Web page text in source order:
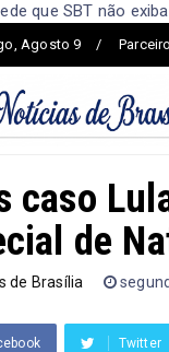
que SBT não
Agosto 9
caso
de
de Brasília
Twitter